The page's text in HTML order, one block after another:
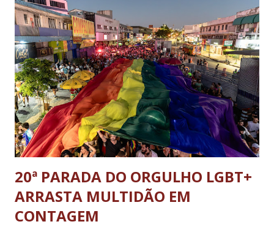
Segurança Institucional (GSI); o tenente-coronel Mauro Cid,
ex-ajudante de ordens de Bolsonaro (réu-colaborador); o ex-
presidente da República Jair Bolsonaro; o general Paulo
Sérgio Nogueira, ex-ministro da Defesa; e o general da
reserva Walter Braga Netto, ex-ministro da Casa Civil e da
Defesa. A acusação envolveu os crimes de tentativa de
abolição violenta do Estado Democrático de Direito, golpe de
E...
20ª PARADA DO ORGULHO LGBT+
ARRASTA MULTIDÃO EM
CONTAGEM